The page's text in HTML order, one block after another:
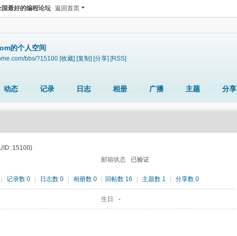
最好的编程论坛 返回首页
的个人空间
bbs/?15100 [收藏] [复制] [分享] [RSS]
动态 记录 日志 相册 广播 主题 分享
15100)
邮箱状态 已验证
记录数 0 日志数 0 相册数 0 回帖数 16 主题数 1 分享数 0
生日 -